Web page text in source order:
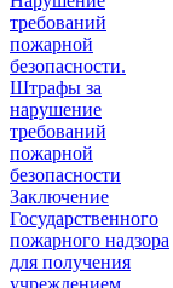
требований
пожарной
безопасности.
Штрафы за
нарушение
требований
пожарной
безопасности
Заключение
Государственного
пожарного надзора
для получения